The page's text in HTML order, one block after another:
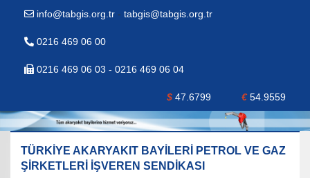
info@tabgis.org.tr - tabgis@tabgis.org.tr
0216 469 06 00
0216 469 06 03 - 0216 469 06 04
$ 47.6799 €54.9559
TÜRKİYE AKARYAKIT BAYİLERİ PETROL VE GAZ
ŞİRKETLERİ İŞVEREN SENDİKASI